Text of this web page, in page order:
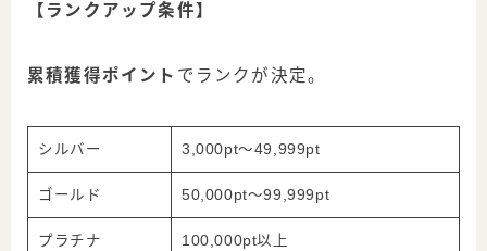
【ランクアップ条件】
累積獲得ポイント でランクが決定。
シルバー 3,000pt～49,999pt
ゴールド 50,000pt～99,999pt
プラチナ 100,000pt以上